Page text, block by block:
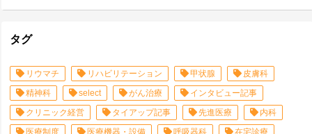
タグ
リウマチ リハビリテーション 甲状腺
皮膚科
精神科
select がん治療
インタビュー記事
クリニック経営
タイアップ記事 先進医療
内科
医療制度
医療機器・設備 呼吸器科 在宅診療